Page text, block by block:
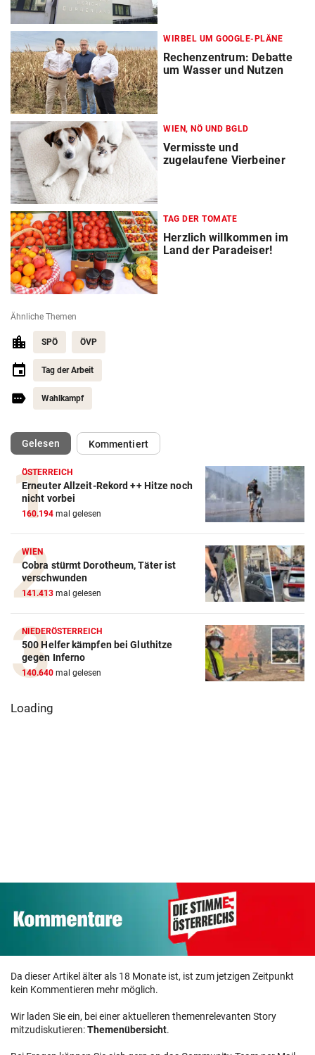
WIRBEL UM GOOGLE-PLÄNE
Rechenzentrum: Debatte
um Wasser und Nutzen
WIEN, NÖ UND BGLD
Vermisste und
zugelaufene Vierbeiner
TAG DER TOMATE
Herzlich willkommen im
Land der Paradeiser!
Ähnliche Themen
SPÖ ÖVP
Tag der Arbeit
Wahlkampf
Gelesen(ausgewählt)Kommentiert
ÖSTERREICH
Erneuter Allzeit-Rekord ++ Hitze noch
nicht vorbei
160.194 mal gelesen
WIEN
Cobra stürmt Dorotheum, Täter ist
verschwunden
141.413 mal gelesen
NIEDERÖSTERREICH
500 Helfer kämpfen bei Gluthitze
gegen Inferno
140.640 mal gelesen
Da dieser Artikel älter als 18 Monate ist, ist zum jetzigen Zeitpunkt
kein Kommentieren mehr möglich.
Wir laden Sie ein, bei einer aktuelleren themenrelevanten Story
mitzudiskutieren:Themenübersicht.